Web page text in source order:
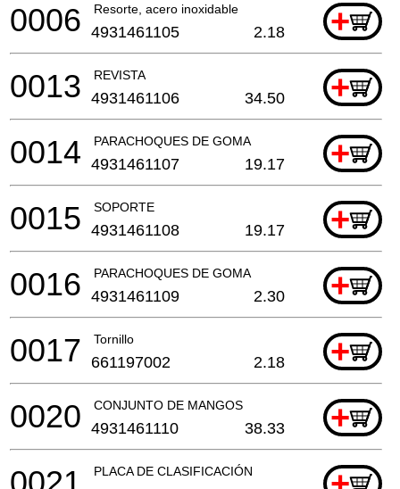
Resorte, acero inoxidable +
0006 4931461105 2.18
REVISTA +
0013 4931461106 34.50
PARACHOQUES DE GOMA +
0014 4931461107 19.17
SOPORTE +
0015 4931461108 19.17
PARACHOQUES DE GOMA +
0016 4931461109 2.30
Tornillo +
0017 661197002 2.18
CONJUNTO DE MANGOS +
0020 4931461110 38.33
PLACA DE CLASIFICACIÓN